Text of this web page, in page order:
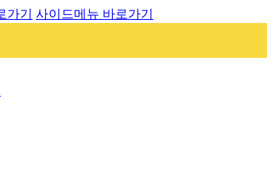
가기 사이드메뉴 바로가기